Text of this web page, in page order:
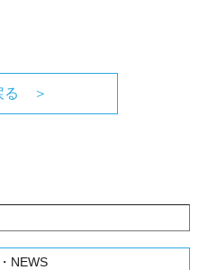
る ＞
NEWS